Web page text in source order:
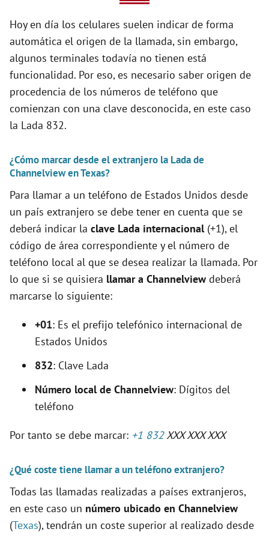
V
i
d
o
Hoy en día los celulares suelen indicar de forma
automática el origen de la llamada, sin embargo,
algunos terminales todavía no tienen está
funcionalidad. Por eso, es necesario saber origen de
procedencia de los números de teléfono que
comienzan con una clave desconocida, en este caso
la Lada 832.
¿Cómo marcar desde el extranjero la Lada de
Channelview en Texas?
Para llamar a un teléfono de Estados Unidos desde
un país extranjero se debe tener en cuenta que se
deberá indicar la clave Lada internacional (+1), el
código de área correspondiente y el número de
teléfono local al que se desea realizar la llamada. Por
lo que si se quisiera llamar a Channelview deberá
marcarse lo siguiente:
+01: Es el prefijo telefónico internacional de
Estados Unidos
832: Clave Lada
Número local de Channelview: Dígitos del
teléfono
Por tanto se debe marcar: +1 832XXX XXX XXX
¿Qué coste tiene llamar a un teléfono extranjero?
Todas las llamadas realizadas a países extranjeros,
en este caso un número ubicado en Channelview
(Texas), tendrán un coste superior al realizado desde